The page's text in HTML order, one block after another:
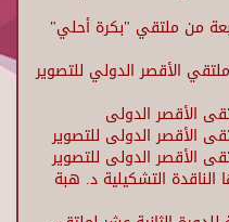
من ملتقي "بكرة أحلي"
الدورة الـ 12 من ملتقي الأقصر الدولي للتصوير
الأقصر الدولى
الأقصر الدولى للتصوير
الأقصر الدولى للتصوير
الناقدة التشكيلية د. هبة